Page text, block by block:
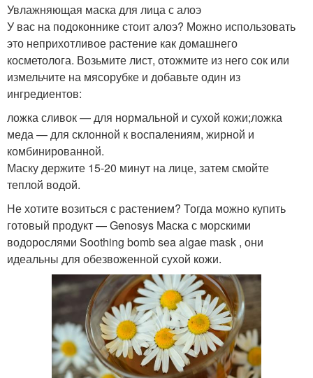
Увлажняющая маска для лица с алоэ
У вас на подоконнике стоит алоэ? Можно использовать
это неприхотливое растение как домашнего
косметолога. Возьмите лист, отожмите из него сок или
измельчите на мясорубке и добавьте один из
ингредиентов:
ложка сливок — для нормальной и сухой кожи;ложка
меда — для склонной к воспалениям, жирной и
комбинированной.
Маску держите 15-20 минут на лице, затем смойте
теплой водой.
Не хотите возиться с растением? Тогда можно купить
готовый продукт — Genosys Маска с морскими
водорослями Soothing bomb sea algae mask , они
идеальны для обезвоженной сухой кожи.